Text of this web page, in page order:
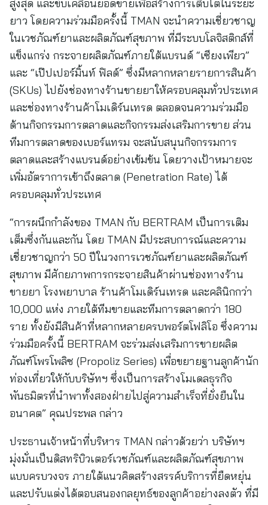
สูงสุด และขับเคลื่อนยอดขายเพื่อสร้างการเติบโตในระยะ
ยาว โดยความร่วมมือครั้งนี้ TMAN จะนำความเชี่ยวชาญ
ในเวชภัณฑ์ยาและผลิตภัณฑ์สุขภาพ ที่มีระบบโลจิสติกส์ที่
แข็งแกร่ง กระจายผลิตภัณฑ์ภายใต้แบรนด์ “เซียงเพียว”
และ “เป๊ปเปอร์มิ้นท์ ฟิลด์” ซึ่งมีหลากหลายรายการสินค้า
(SKUs) ไปยังช่องทางร้านขายยาให้ครอบคลุมทั่วประเทศ
และช่องทางร้านค้าโมเดิร์นเทรด ตลอดจนความร่วมมือ
ด้านกิจกรรมการตลาดและกิจกรรมส่งเสริมการขาย ส่วน
ทีมการตลาดของเบอร์แทรม จะสนับสนุนกิจกรรมการ
ตลาดและสร้างแบรนด์อย่างเข้มข้น โดยวางเป้าหมายจะ
เพิ่มอัตราการเข้าถึงตลาด (Penetration Rate) ได้
ครอบคลุมทั่วประเทศ
“การผนึกกำลังของ TMAN กับ BERTRAM เป็นการเติม
เต็มซึ่งกันและกัน โดย TMAN มีประสบการณ์และความ
เชี่ยวชาญกว่า 50 ปีในวงการเวชภัณฑ์ยาและผลิตภัณฑ์
สุขภาพ มีศักยภาพการกระจายสินค้าผ่านช่องทางร้าน
ขายยา โรงพยาบาล ร้านค้าโมเดิร์นเทรด และคลินิกกว่า
10,000 แห่ง ภายใต้ทีมขายและทีมการตลาดกว่า 180
ราย ทั้งยังมีสินค้าที่หลากหลายครบพอร์ตโฟลิโอ ซึ่งความ
ร่วมมือครั้งนี้ BERTRAM จะร่วมส่งเสริมการขายผลิต
ภัณฑ์โพรโพลิซ (Propoliz Series) เพื่อขยายฐานลูกค้านัก
ท่องเที่ยวให้กับบริษัทฯ ซึ่งเป็นการสร้างโมเดลธุรกิจ
พันธมิตรที่นำพาทั้งสองฝ่ายไปสู่ความสำเร็จที่ยั่งยืนใน
อนาคต” คุณประพล กล่าว
ประธานเจ้าหน้าที่บริหาร TMAN กล่าวด้วยว่า บริษัทฯ
มุ่งมั่นเป็นดิสทริบิวเตอร์เวชภัณฑ์และผลิตภัณฑ์สุขภาพ
แบบครบวงจร ภายใต้แนวคิดสร้างสรรค์บริการที่ยืดหยุ่น
และปรับแต่งได้ตอบสนองกลยุทธ์ของลูกค้าอย่างลงตัว ที่มี